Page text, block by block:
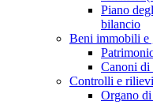
Piano
bilancio
Beni immobili e
Canoni di
Controlli e
Organo